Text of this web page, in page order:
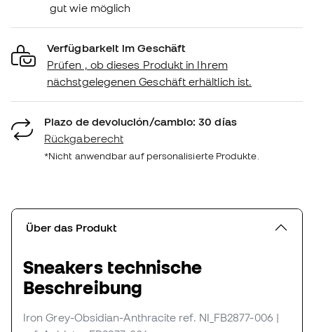
gut wie möglich
Verfügbarkeit im Geschäft
Prüfen , ob dieses Produkt in Ihrem
nächstgelegenen Geschäft erhältlich ist.
Plazo de devolución/cambio: 30 días
Rückgaberecht
*Nicht anwendbar auf personalisierte Produkte.
Über das Produkt
Sneakers technische
Beschreibung
Iron Grey-Obsidian-Anthracite ref. NI_FB2877-006 |